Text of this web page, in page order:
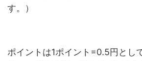
す。）
ポイントは1ポイント=0.5円とし